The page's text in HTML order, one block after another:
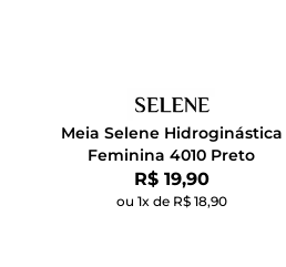
Meia Selene Hidroginástica
Feminina 4010 Preto
Por:
R$ 19,90
ou 1x de R$ 18,90